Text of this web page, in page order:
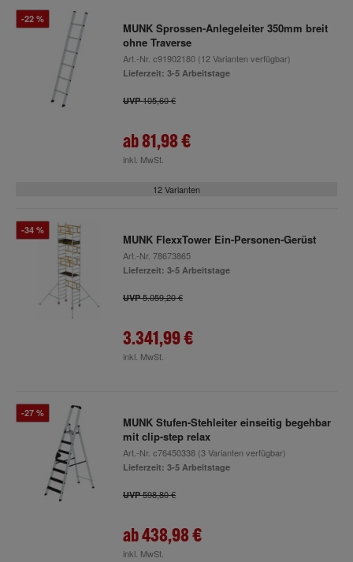
-22 %
MUNK Sprossen-Anlegeleiter 350mm breit
ohne Traverse
Art.-Nr. c91902180(12 Varianten verfügbar)
Lieferzeit: 3-5 Arbeitstage
UVP105,60 €
ab81,98 €
inkl. MwSt.
12 Varianten
-34 %
MUNK FlexxTower Ein-Personen-Gerüst
Art.-Nr. 78673865
Lieferzeit: 3-5 Arbeitstage
UVP5.059,20 €
3.341,99 €
inkl. MwSt.
-27 %
MUNK Stufen-Stehleiter einseitig begehbar
mit clip-step relax
Art.-Nr. c76450338(3 Varianten verfügbar)
Lieferzeit: 3-5 Arbeitstage
UVP598,80 €
ab438,98 €
inkl. MwSt.